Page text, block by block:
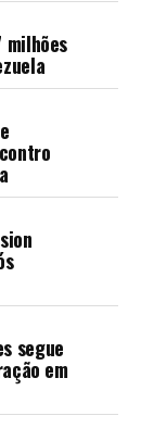
milhões
segue
em